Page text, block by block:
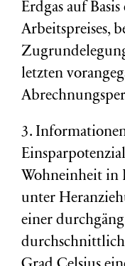
Erdgas auf
Arbeitspreises,
letzten
3.
Wohneinheit in
unter
einer